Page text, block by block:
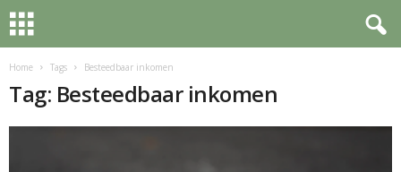
Home Tags Besteedbaar inkomen
Tag: Besteedbaar inkomen